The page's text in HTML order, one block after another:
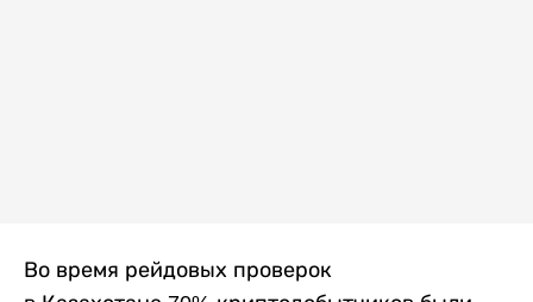
Во время рейдовых проверок